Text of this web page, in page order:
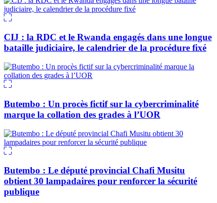
CIJ : la RDC et le Rwanda engagés dans une longue
bataille judiciaire, le calendrier de la procédure fixé
Butembo : Un procès fictif sur la cybercriminalité
marque la collation des grades à l’UOR
Butembo : Le député provincial Chafi Musitu
obtient 30 lampadaires pour renforcer la sécurité
publique